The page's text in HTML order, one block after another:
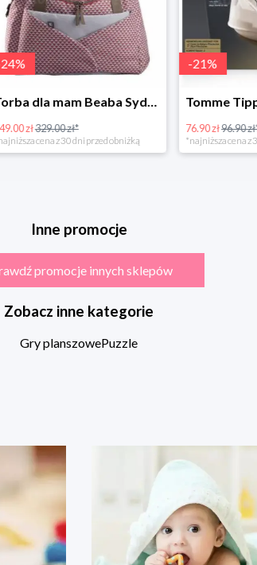
%
Torba dla mam Beaba Sydney Play Print marsala
zł329.00 zł*
cena z 30 dni przed obniżką
-21%
76.90 zł96.90 zł*
*najniższa cena z
Inne promocje
promocje innych sklepów
Zobacz inne kategorie
Gry planszowePuzzle